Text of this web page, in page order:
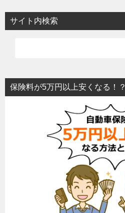
サイト内検索
保険料が5万円以上安くなる！？